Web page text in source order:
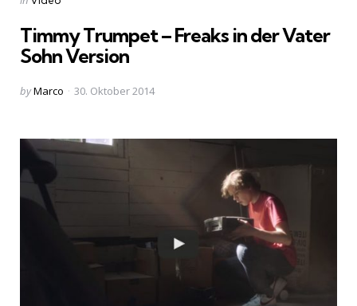
Timmy Trumpet – Freaks in der Vater
Sohn Version
Posted
byMarco 30. Oktober 2014